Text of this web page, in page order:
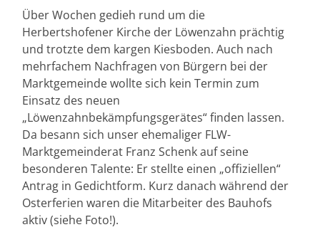
Über Wochen gedieh rund um die
Herbertshofener Kirche der Löwenzahn prächtig
und trotzte dem kargen Kiesboden. Auch nach
mehrfachem Nachfragen von Bürgern bei der
Marktgemeinde wollte sich kein Termin zum
Einsatz des neuen
„Löwenzahnbekämpfungsgerätes“ finden lassen.
Da besann sich unser ehemaliger FLW-
Marktgemeinderat Franz Schenk auf seine
besonderen Talente: Er stellte einen „offiziellen“
Antrag in Gedichtform. Kurz danach während der
Osterferien waren die Mitarbeiter des Bauhofs
aktiv (siehe Foto!).